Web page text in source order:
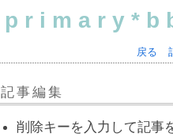
戻る
記事編集
削除キーを入力して記事